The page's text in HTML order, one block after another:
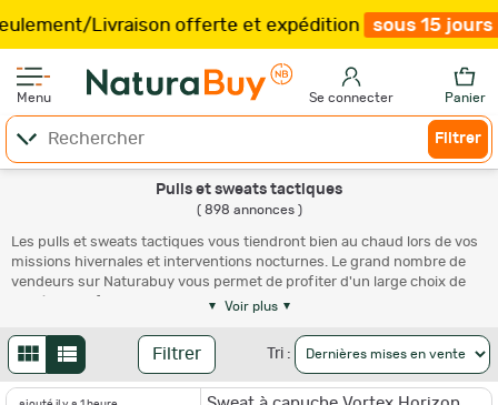
offerte et expédition sous 15 jours / Plus que59h53
Menu Se connecter Panier
Filtrer
Pulls et sweats tactiques
( 898 annonces )
Les pulls et sweats tactiques vous tiendront bien au chaud lors de vos
missions hivernales et interventions nocturnes. Le grand nombre de
vendeurs sur Naturabuy vous permet de profiter d'un large choix de
modèles, de formes et de coloris, et cela dans toutes les tailles. UN gros
Complétez votre tenue avec une
veste ou un blouson tactique
Voir plus
Filtrer Tri :